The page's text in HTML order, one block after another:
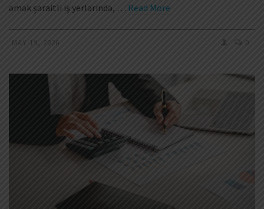
əmək şəraitli iş yerlərində, … Read More
MAY 19, 2026 0